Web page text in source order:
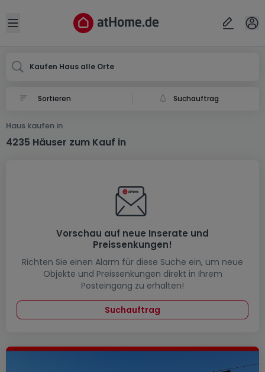
Open sidebar
Kaufen Haus alle Orte
Suchauftrag
Haus kaufen in
4235 Häuser zum Kauf in
Vorschau auf neue Inserate und
Preissenkungen!
Richten Sie einen Alarm für diese Suche ein, um neue
Objekte und Preissenkungen direkt in Ihrem
Posteingang zu erhalten!
Suchauftrag
Ort
Abbrechen ok